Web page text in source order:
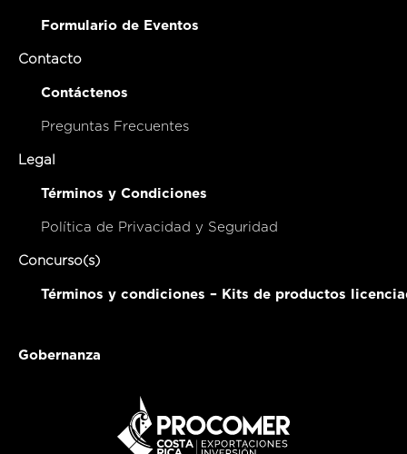
Formulario de Eventos
Contacto
Contáctenos
Preguntas Frecuentes
Legal
Términos y Condiciones
Política de Privacidad y Seguridad
Concurso(s)
Términos y condiciones – Kits de productos
Gobernanza